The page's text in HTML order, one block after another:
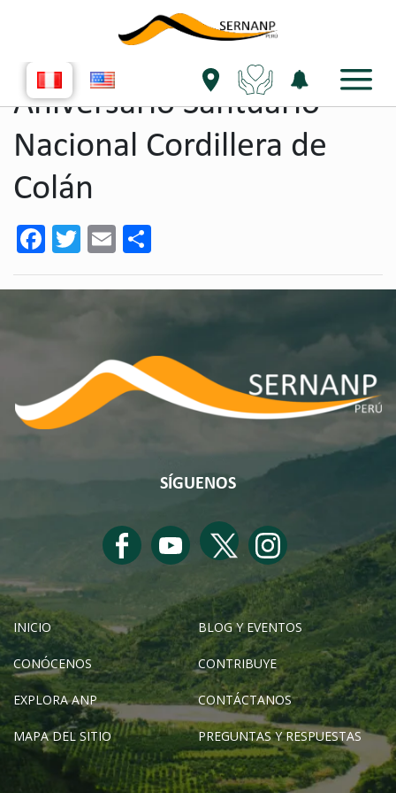
single evento
Aniversario Santuario
Nacional Cordillera de
Colán
Facebook
TwitterEmail
SÍGUENOS
INICIO BLOG Y EVENTOS
CONÓCENOS CONTRIBUYE
EXPLORA ANP CONTÁCTANOS
MAPA DEL SITIO PREGUNTAS Y RESPUESTAS